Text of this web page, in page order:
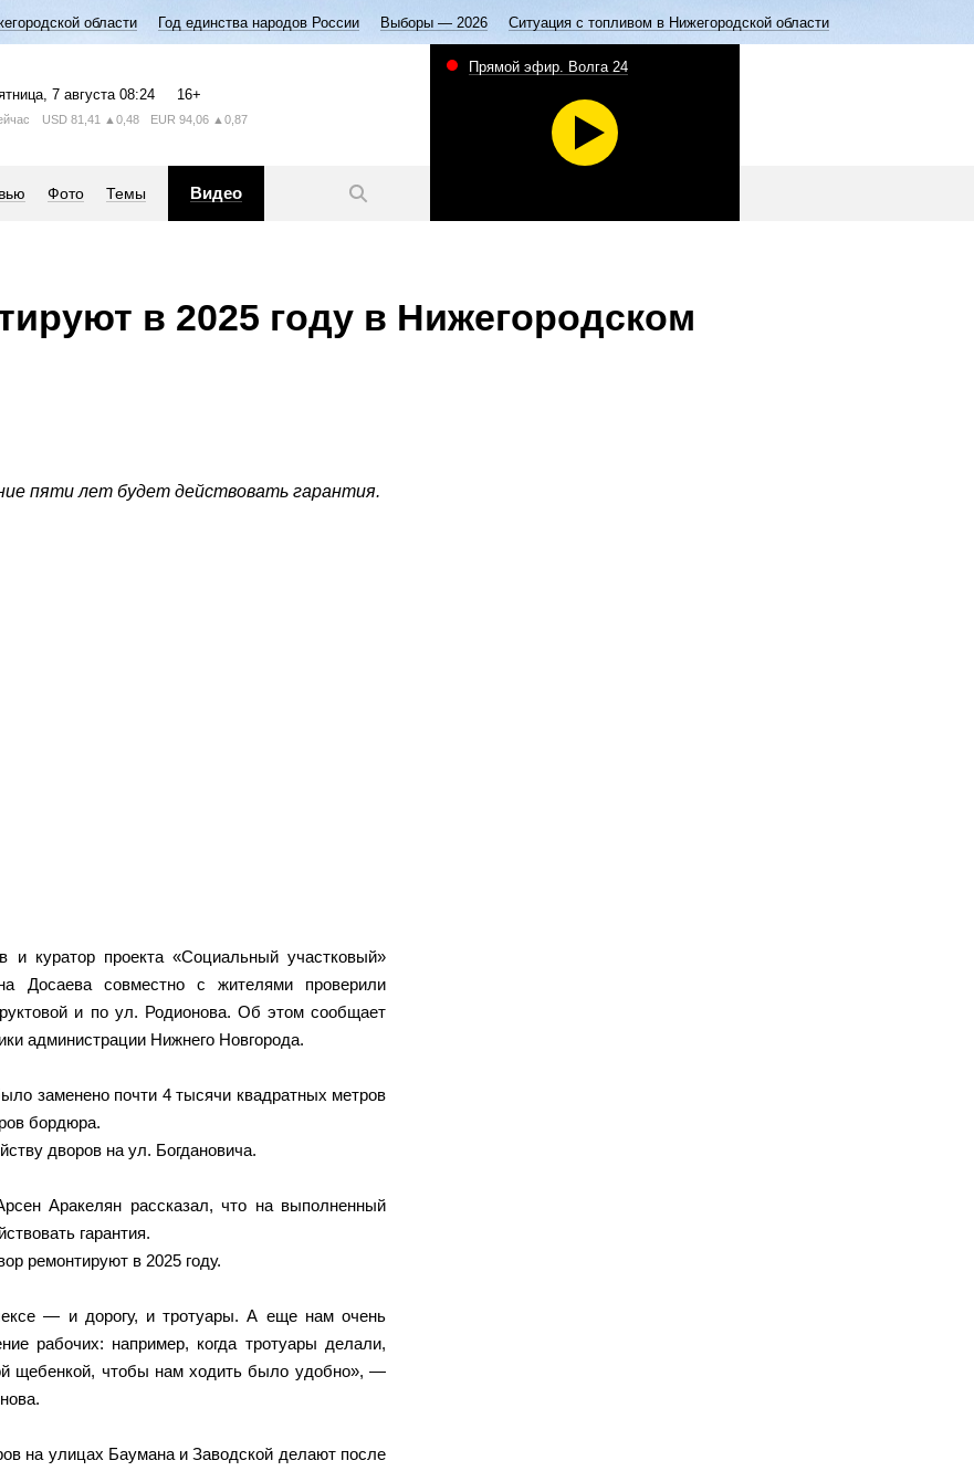
области Год единства народов России Выборы — 2026 Ситуация с топливом в Нижегородской области
, 7 августа 08:24 16+
USD 81,41 ▲0,48 EUR 94,06 ▲0,87
Фото Темы Видео
Прямой эфир. Волга 24
в 2025 году в Нижегородском
пяти лет будет действовать гарантия.
и куратор проекта «Социальный участковый»
Досаева совместно с жителями проверили
и по ул. Родионова. Об этом сообщает
администрации Нижнего Новгорода.
заменено почти 4 тысячи квадратных метров
бордюра.
дворов на ул. Богдановича.
Аракелян рассказал, что на выполненный
гарантия.
ремонтируют в 2025 году.
— и дорогу, и тротуары. А еще нам очень
рабочих: например, когда тротуары делали,
щебенкой, чтобы нам ходить было удобно», —
на улицах Баумана и Заводской делают после